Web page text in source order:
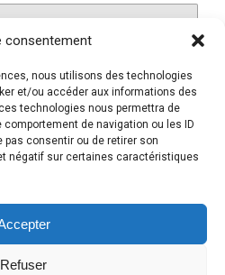
consentement
nous utilisons des technologies
et/ou accéder aux informations des
technologies nous permettra de
de navigation ou les ID
consentir ou de retirer son
négatif sur certaines caractéristiques
Refuser
réduire les indésirables.En
les données de vos
.
au début